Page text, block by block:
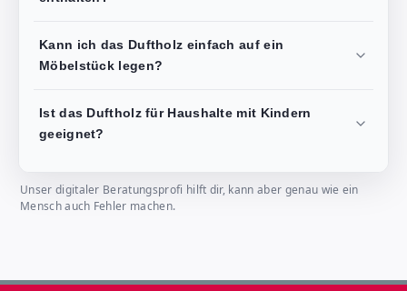
Kann ich das Duftholz einfach auf ein
Möbelstück legen?
Ist das Duftholz für Haushalte mit Kindern
geeignet?
Unser digitaler Beratungsprofi hilft dir, kann aber genau wie ein
Mensch auch Fehler machen.